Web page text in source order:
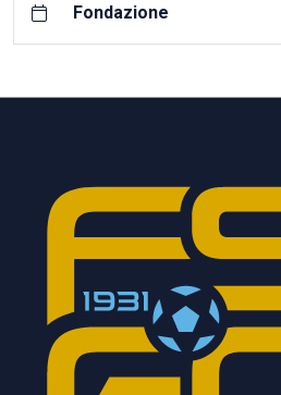
Fondazione